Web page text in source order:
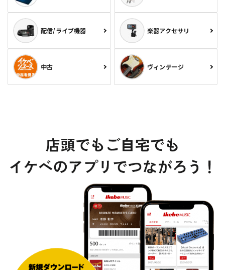
配信/ライブ機器 楽器アクセサリ
中古 ヴィンテージ